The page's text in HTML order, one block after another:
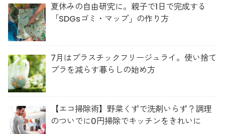
夏休みの自由研究に。親子で1日で完成する
「SDGsゴミ・マップ」の作り方
7月はプラスチックフリージュライ。使い捨て
プラを減らす暮らしの始め方
【エコ掃除術】野菜くずで洗剤いらず？調理
のついでに0円掃除でキッチンをきれいに